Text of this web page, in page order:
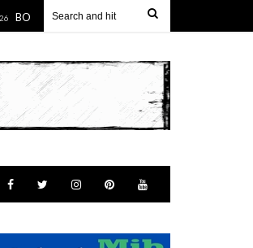
ARAS, PEMAIN BARU DI MANOKWARI